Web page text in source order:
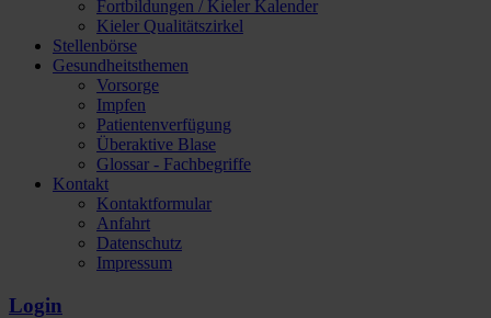
Fortbildungen / Kieler Kalender
Kieler Qualitätszirkel
Stellenbörse
Gesundheitsthemen
Vorsorge
Impfen
Patientenverfügung
Überaktive Blase
Glossar - Fachbegriffe
Kontakt
Kontaktformular
Anfahrt
Datenschutz
Impressum
Login